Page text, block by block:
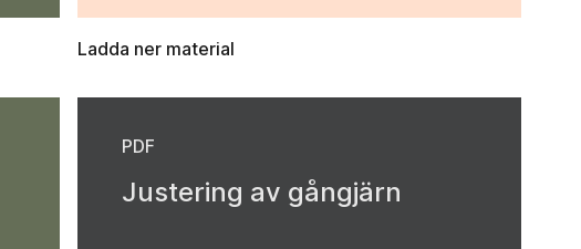
Ladda ner material
PDF
Justering av gångjärn